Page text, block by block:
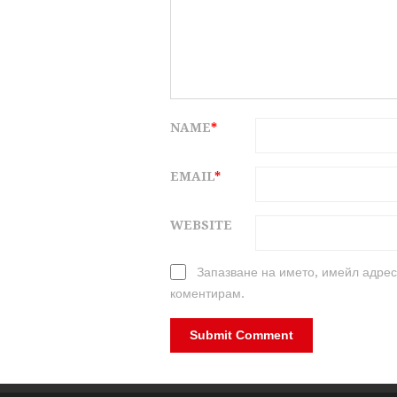
NAME*
EMAIL*
WEBSITE
Запазване на името, имейл
коментирам.